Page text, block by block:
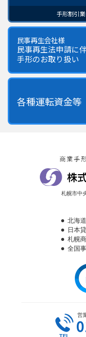
手形割引
民事再生会社様
民事再生法申請に
手形のお取り扱い
各種運転資金等
札幌市中
北海
日本
札幌
全国
営